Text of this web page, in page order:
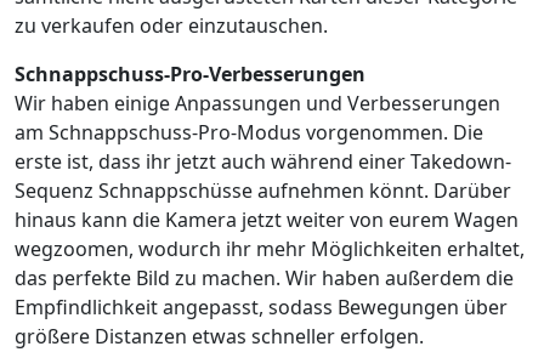
zu verkaufen oder einzutauschen.
Schnappschuss-Pro-Verbesserungen
Wir haben einige Anpassungen und Verbesserungen
am Schnappschuss-Pro-Modus vorgenommen. Die
erste ist, dass ihr jetzt auch während einer Takedown-
Sequenz Schnappschüsse aufnehmen könnt. Darüber
hinaus kann die Kamera jetzt weiter von eurem Wagen
wegzoomen, wodurch ihr mehr Möglichkeiten erhaltet,
das perfekte Bild zu machen. Wir haben außerdem die
Empfindlichkeit angepasst, sodass Bewegungen über
größere Distanzen etwas schneller erfolgen.